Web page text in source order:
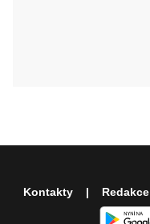
Kontakty Redakce